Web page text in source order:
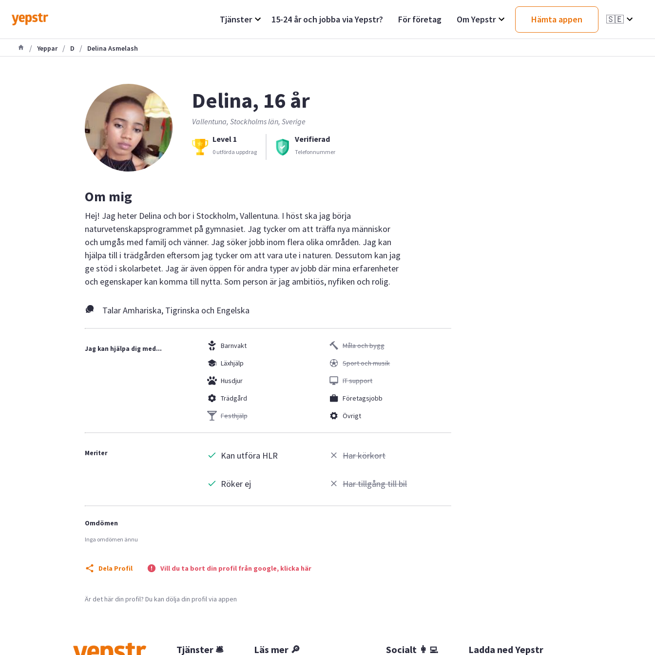
Tjänster 15-24 år och jobba via Yepstr? För företag Om Yepstr Hämta appen 🇸🇪
/ Yeppar / D / Delina Asmelash
Delina, 16 år
Vallentuna, Stockholms län, Sverige
Level 1
0 utförda uppdrag
Verifierad
Telefonnummer
Om mig
Hej! Jag heter Delina och bor i Stockholm, Vallentuna. I höst ska jag börja
naturvetenskapsprogrammet på gymnasiet. Jag tycker om att träffa nya människor
och umgås med familj och vänner. Jag söker jobb inom flera olika områden. Jag kan
hjälpa till i trädgården eftersom jag tycker om att vara ute i naturen. Dessutom kan jag
ge stöd i skolarbetet. Jag är även öppen för andra typer av jobb där mina erfarenheter
och egenskaper kan komma till nytta. Som person är jag ambitiös, nyfiken och rolig.
Talar Amhariska, Tigrinska och Engelska
Jag kan hjälpa dig med...
Barnvakt
Läxhjälp
Husdjur
Trädgård
Festhjälp
Måla och bygg
Sport och musik
IT support
Företagsjobb
Övrigt
Meriter Kan utföra HLR
Röker ej
Har körkort
Har tillgång till bil
Omdömen
Inga omdömen ännu
Dela Profil Vill du ta bort din profil från google, klicka här
Är det här din profil? Du kan dölja din profil via appen
Tjänster 🛎 Läs mer 🔎 Socialt 👩‍💻 Ladda ned Yepstr